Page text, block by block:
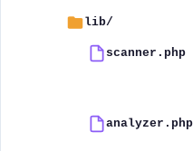
lib/
scanner.php
analyzer.php